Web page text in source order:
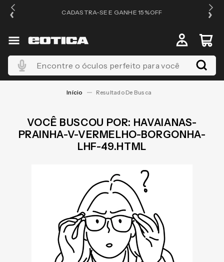
CADASTRA-SE E GANHE 15%OFF
Encontre o óculos perfeito para você
HAVAIANAS-
PRAINHA-V-VERMELHO-BORGONHA-
LHF-49.HTML